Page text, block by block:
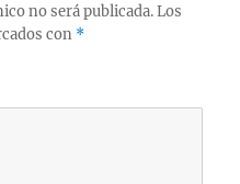
no será publicada. Los
con *